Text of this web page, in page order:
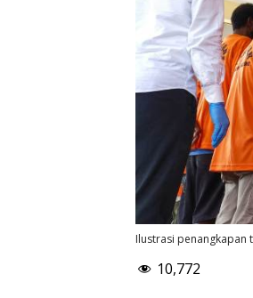
Ilustrasi penangkapan
10,772